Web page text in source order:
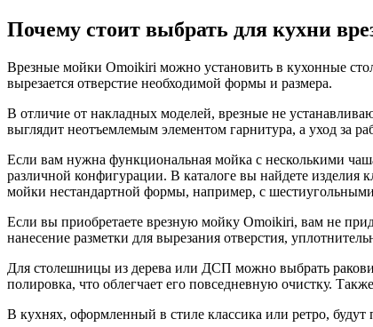
Почему стоит выбрать для кухни
Врезные мойки Omoikiri можно установить в кухонные
вырезается отверстие необходимой формы и размера.
В отличие от накладных моделей, врезные не
выглядит неотъемлемым элементом гарнитура, а уход за
Если вам нужна функциональная мойка с несколькими
различной конфигурации. В каталоге вы найдете
мойки нестандартной формы, например, с
Если вы приобретаете врезную мойку Omoikiri, вам не
нанесение разметки для вырезания отверстия,
Для столешницы из дерева или ДСП можно выбрать
полировка, что облегчает его повседневную очистку.
В кухнях, оформленный в стиле классика или ретро,